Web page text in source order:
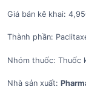
Giá bán kê khai:
Thành phần:
Nhóm thuốc: Thuốc
Nhà sản xuất: